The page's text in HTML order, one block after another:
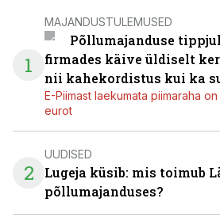
1
MAJANDUSTULEMUSED
Põllumajanduse
firmades käive üldiselt
nii kahekordistus kui ka
E-Piimast laekumata piimaraha
eurot
2
UUDISED
Lugeja küsib: mis toimub
põllumajanduses?